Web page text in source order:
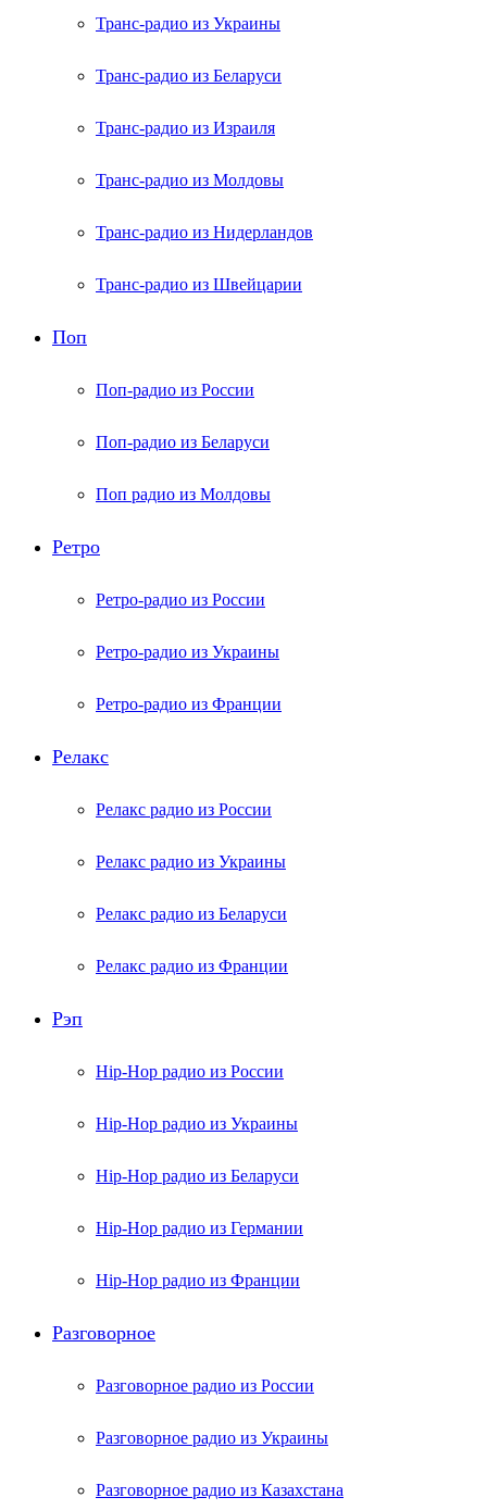
Транс-радио из Украины
Транс-радио из Беларуси
Транс-радио из Израиля
Транс-радио из Молдовы
Транс-радио из Нидерландов
Транс-радио из Швейцарии
Поп
Поп-радио из России
Поп-радио из Беларуси
Поп радио из Молдовы
Ретро
Ретро-радио из России
Ретро-радио из Украины
Ретро-радио из Франции
Релакс
Релакс радио из России
Релакс радио из Украины
Релакс радио из Беларуси
Релакс радио из Франции
Рэп
Hip-Hop радио из России
Hip-Hop радио из Украины
Hip-Hop радио из Беларуси
Hip-Hop радио из Германии
Hip-Hop радио из Франции
Разговорное
Разговорное радио из России
Разговорное радио из Украины
Разговорное радио из Казахстана